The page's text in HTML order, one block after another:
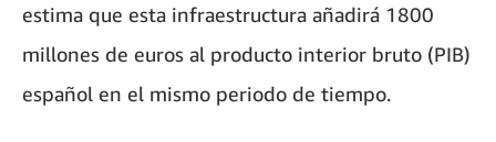
estima que esta infraestructura añadirá 1800
millones de euros al producto interior bruto (PIB)
español en el mismo periodo de tiempo.